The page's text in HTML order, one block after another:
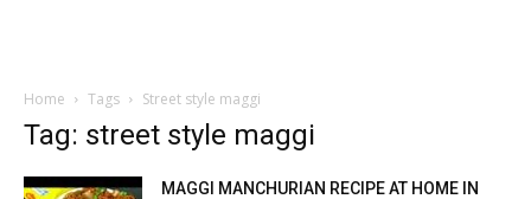
Home Tags Street style maggi
Tag: street style maggi
MAGGI MANCHURIAN RECIPE AT HOME IN